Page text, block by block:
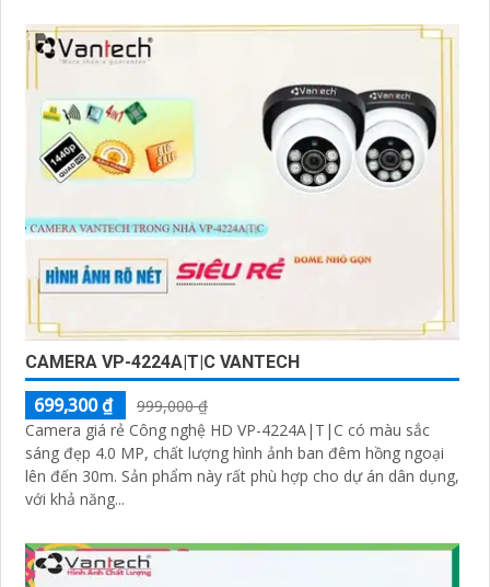
CAMERA VP-4224A|T|C VANTECH
699,300 ₫
999,000 ₫
Camera giá rẻ Công nghệ HD VP-4224A|T|C có màu sắc
sáng đẹp 4.0 MP, chất lượng hình ảnh ban đêm hồng ngoại
lên đến 30m. Sản phẩm này rất phù hợp cho dự án dân dụng,
với khả năng...